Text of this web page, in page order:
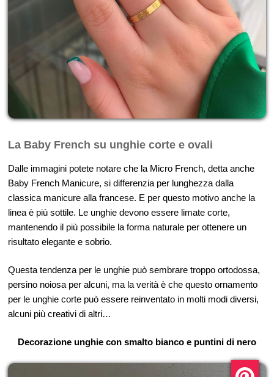
La Baby French su unghie corte e ovali
Dalle immagini potete notare che la Micro French, detta anche
Baby French Manicure, si differenzia per lunghezza dalla
classica manicure alla francese. E per questo motivo anche la
linea è più sottile. Le unghie devono essere limate corte,
mantenendo il più possibile la forma naturale per ottenere un
risultato elegante e sobrio.
Questa tendenza per le unghie può sembrare troppo ortodossa,
persino noiosa per alcuni, ma la verità è che questo ornamento
per le unghie corte può essere reinventato in molti modi diversi,
alcuni più creativi di altri…
Decorazione unghie con smalto bianco e puntini di nero